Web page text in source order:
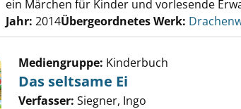
ein Märchen für Kinder und vorlesende
Jahr: 2014Übergeordnetes Werk:
Mediengruppe: Kinderbuch
Das seltsame Ei
Verfasser: Siegner, Ingo